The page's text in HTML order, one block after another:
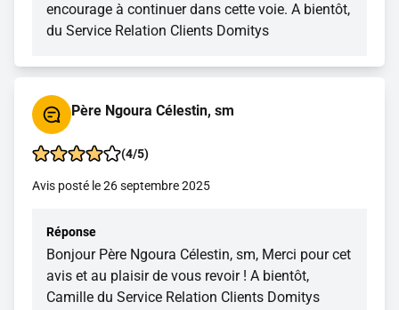
encourage à continuer dans cette voie. A bientôt,
du Service Relation Clients Domitys
Père Ngoura Célestin, sm
(4/5)
Avis posté le 26 septembre 2025
Réponse
Bonjour Père Ngoura Célestin, sm, Merci pour cet
avis et au plaisir de vous revoir ! A bientôt,
Camille du Service Relation Clients Domitys